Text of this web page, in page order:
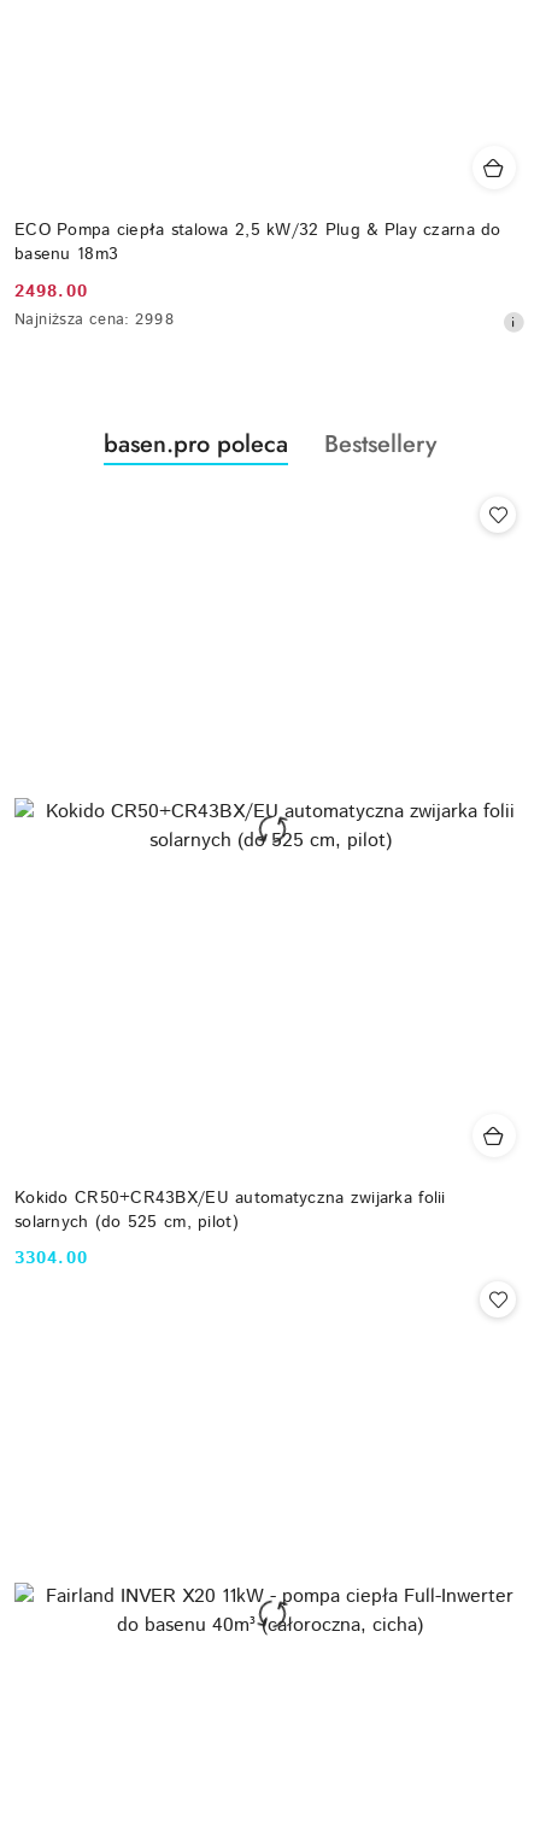
ECO Pompa ciepła stalowa 2,5 kW/32 Plug & Play czarna do
basenu 18m3
Cena
promocyjna:
2498.00
Najniższa
Najniższa cena: 2998
Pomiń karuzelę produktów
Produkty
o
basen.pro poleca
Produkty
Bestsellery
Kokido CR50+CR43BX/EU automatyczna zwijarka folii
solarnych (do 525 cm, pilot)
Cena:
3304.00